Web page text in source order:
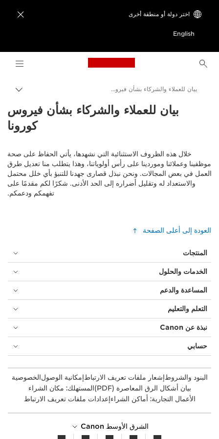
اختر دولة أو منطقة أخرى
English

back to home page
مسار
بيان للعملاء والشركاء بشأن فيروس كورونا
بيان للعملاء والشركاء بشأن فيروس
كورونا
خلال هذه الظروف الاستثنائية التي نشهدها، يأتي الحفاظ على صحة
موظفينا وعملائنا وموردينا على رأس أولوياتنا، وهذا يتطلب منا تعديل طرق
العمل في بعض المجالات. ونحن نبذل قصارى جهدنا للتنبؤ بأي خلل محتمل
والاستعداد له وتقليل أضراره إلى الحد الأدنى. شكرًا لكم مقدمًا على
تفهمكم ودعمكم.
العودة إلى أعلى الصفحة
المنتجات
الخدمات والحلول
المساعدة والدعم
التعلم والتعليم
نبذة عن Canon
حسابي
البنود والشروطإشعار ملفات تعريف الارتباطإمكانية الوصولالخصوصية
بيان أشكال الرق المعاصرة (PDF)
المستهلك: مكان الشراء
الأعمال التجارية: أماكن الشراءإعدادات ملفات تعريف الارتباط
الشرق الأوسط Canon